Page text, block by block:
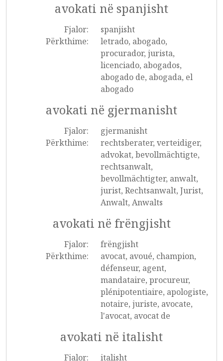
avokati në spanjisht
Fjalor:
spanjisht
Përkthime:
letrado, abogado,
procurador, jurista,
licenciado, abogados,
abogado de, abogada, el
abogado
avokati në gjermanisht
Fjalor:
gjermanisht
Përkthime:
rechtsberater, verteidiger,
advokat, bevollmächtigte,
rechtsanwalt,
bevollmächtigter, anwalt,
jurist, Rechtsanwalt, Jurist,
Anwalt, Anwalts
avokati në frëngjisht
Fjalor:
frëngjisht
Përkthime:
avocat, avoué, champion,
défenseur, agent,
mandataire, procureur,
plénipotentiaire, apologiste,
notaire, juriste, avocate,
l'avocat, avocat de
avokati në italisht
Fjalor: italisht